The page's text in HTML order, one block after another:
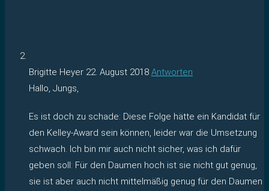
Brigitte Heyer 22. August 2018 Antworten
Hallo, Jungs,
Es ist doch zu schade: Diese Folge hätte ein Kandidat für
den Kelley-Award sein können, leider war die Umsetzung
schwach. Ich bin mir auch nicht sicher, was ich dafür
geben soll: Für den Daumen hoch ist sie nicht gut genug,
sie ist aber auch nicht mittelmäßig genug für den Daumen